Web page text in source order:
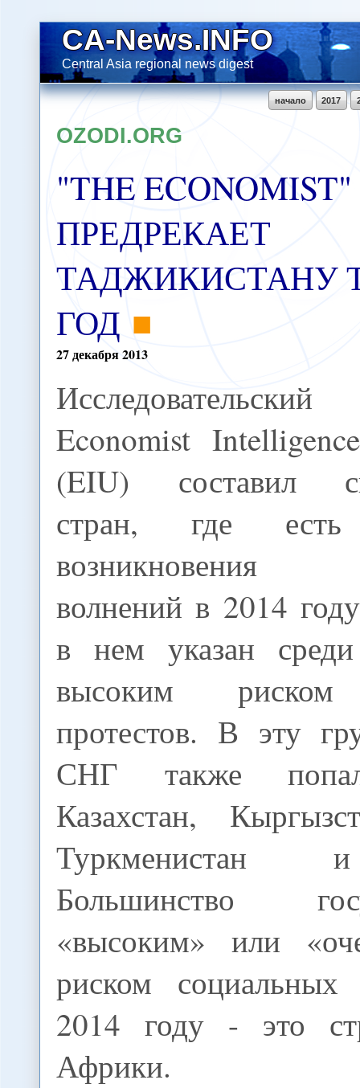
CA-News.INFO
Central Asia regional news digest
2017
начало
OZODI.ORG
"THE ECONOMIST"
ПРЕДРЕКАЕТ
ТАДЖИКИСТАНУ
ГОД
27декабря2013
Исследовательский
Economist
(EIU) составил
стран, где есть
возникновения
волнений в 2014
в нем указан
высоким риском
протестов. В эту
СНГ также
Казахстан,
Туркменистан
Большинство
«высоким» или
риском социальных
2014 году - это
Африки.